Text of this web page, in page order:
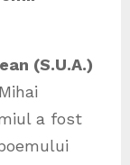
(S.U.A.)
a fost